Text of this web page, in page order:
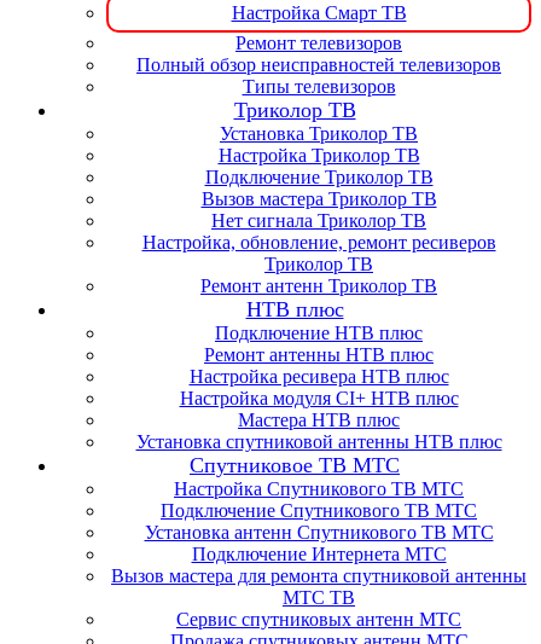
Настройка Смарт ТВ
Ремонт телевизоров
Полный обзор неисправностей телевизоров
Типы телевизоров
Триколор ТВ
Установка Триколор ТВ
Настройка Триколор ТВ
Подключение Триколор ТВ
Вызов мастера Триколор ТВ
Нет сигнала Триколор ТВ
Настройка, обновление, ремонт ресиверов
Триколор ТВ
Ремонт антенн Триколор ТВ
НТВ плюс
Подключение НТВ плюс
Ремонт антенны НТВ плюс
Настройка ресивера НТВ плюс
Настройка модуля CI+ НТВ плюс
Мастера НТВ плюс
Установка спутниковой антенны НТВ плюс
Спутниковое ТВ МТС
Настройка Спутникового ТВ МТС
Подключение Спутникового ТВ МТС
Установка антенн Спутникового ТВ МТС
Подключение Интернета МТС
Вызов мастера для ремонта спутниковой антенны
МТС ТВ
Сервис спутниковых антенн МТС